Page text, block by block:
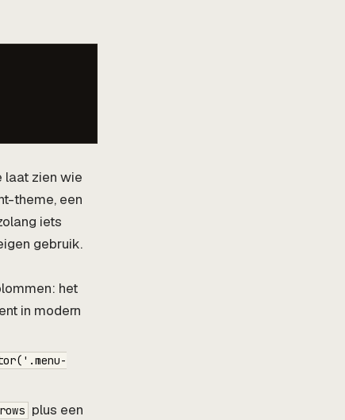
laat zien wie
theme, een
iets
gebruik.
het
in modern
plus een